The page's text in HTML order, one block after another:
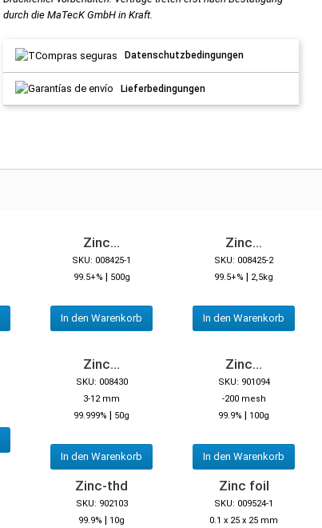
durch die MaTecK GmbH in Kraft.
Datenschutzbedingungen
Lieferbedingungen
Zinc...
SKU: 008425-1
99.5+% | 500g
In den Warenkorb
Zinc...
SKU: 008425-2
99.5+% | 2,5kg
In den Warenkorb
Zinc...
SKU: 008430
3-12 mm
99.999% | 50g
In den Warenkorb
Zinc...
SKU: 901094
-200 mesh
99.9% | 100g
In den Warenkorb
Zinc-thd
SKU: 902103
99.9% | 10g
Zinc foil
SKU: 009524-1
0.1 x 25 x 25 mm